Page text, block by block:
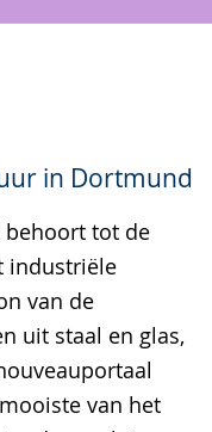
in Dortmund
behoort tot de
industriële
van de
uit staal en glas,
van het